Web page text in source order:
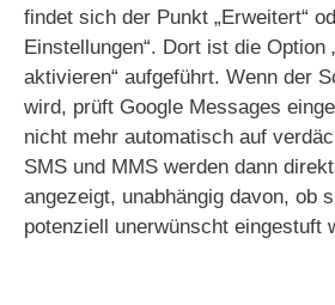
findet sich der Punkt „Erweitert“
Einstellungen“. Dort ist die Option
aktivieren“ aufgeführt. Wenn der
wird, prüft Google Messages
nicht mehr automatisch auf
SMS und MMS werden dann
angezeigt, unabhängig davon, ob
potenziell unerwünscht eingestuft